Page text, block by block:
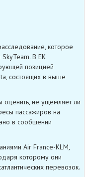
которое
SkyTeam. В ЕК
позицией
состоящих в выше
оценить, не ущемляет ли
пассажиров на
в сообщении
Air France-KLM,
которому они
перевозок.